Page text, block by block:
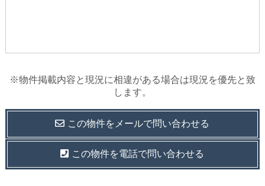
※物件掲載内容と現況に相違がある場合は現況を優先と致
します。
この物件をメールで問い合わせる
この物件を電話で問い合わせる